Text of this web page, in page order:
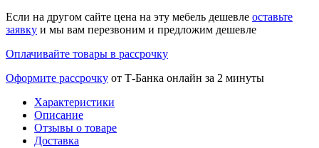
Если на другом сайте цена на эту мебель дешевле оставьте
заявку и мы вам перезвоним и предложим дешевле
Оплачивайте товары в рассрочку
Оформите рассрочку от Т-Банка онлайн за 2 минуты
Характеристики
Описание
Отзывы о товаре
Доставка